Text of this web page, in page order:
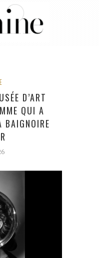
D’ART
QUI A
BAIGNOIRE